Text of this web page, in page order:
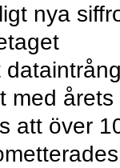
nya
med årets
att över